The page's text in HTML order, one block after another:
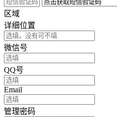
区域
详细位置
微信号
QQ号
Email
管理密码